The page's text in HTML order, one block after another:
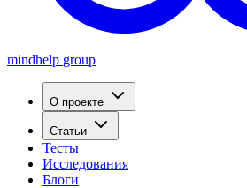
mindhelp group
О проекте
Статьи
Тесты
Исследования
Блоги